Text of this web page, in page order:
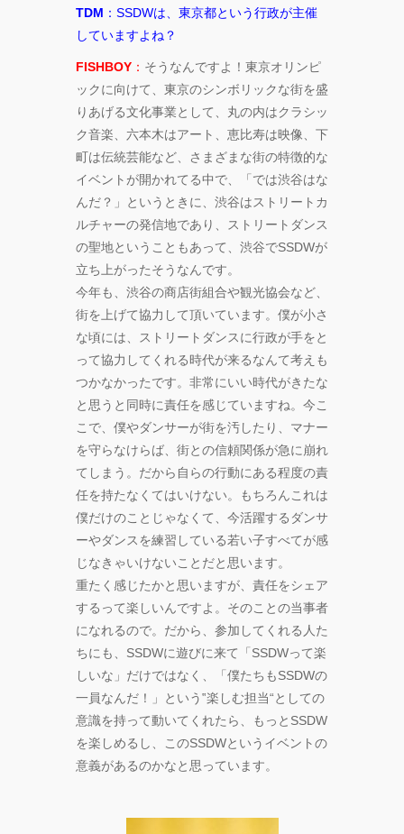
ポート！
TDM ：SSDWは、東京都という行政が主催
していますよね？
FISHBOY ： そうなんですよ！東京オリンピ
ックに向けて、東京のシンボリックな街を盛
りあげる文化事業として、丸の内はクラシッ
ク音楽、六本木はアート、恵比寿は映像、下
町は伝統芸能など、さまざまな街の特徴的な
イベントが開かれてる中で、「では渋谷はな
んだ？」というときに、渋谷はストリートカ
ルチャーの発信地であり、ストリートダンス
の聖地ということもあって、渋谷でSSDWが
立ち上がったそうなんです。
今年も、渋谷の商店街組合や観光協会など、
街を上げて協力して頂いています。僕が小さ
な頃には、ストリートダンスに行政が手をと
って協力してくれる時代が来るなんて考えも
つかなかったです。非常にいい時代がきたな
と思うと同時に責任を感じていますね。今こ
こで、僕やダンサーが街を汚したり、マナー
を守らなけらば、街との信頼関係が急に崩れ
てしまう。だから自らの行動にある程度の責
任を持たなくてはいけない。もちろんこれは
僕だけのことじゃなくて、今活躍するダンサ
ーやダンスを練習している若い子すべてが感
じなきゃいけないことだと思います。
重たく感じたかと思いますが、責任をシェア
するって楽しいんですよ。そのことの当事者
になれるので。だから、参加してくれる人た
ちにも、SSDWに遊びに来て「SSDWって楽
しいな」だけではなく、「僕たちもSSDWの
一員なんだ！」という‟楽しむ担当“としての
意識を持って動いてくれたら、もっとSSDW
を楽しめるし、このSSDWというイベントの
意義があるのかなと思っています。